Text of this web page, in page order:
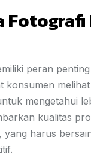
peran
konsumen
mengetahui
kualitas
yang harus